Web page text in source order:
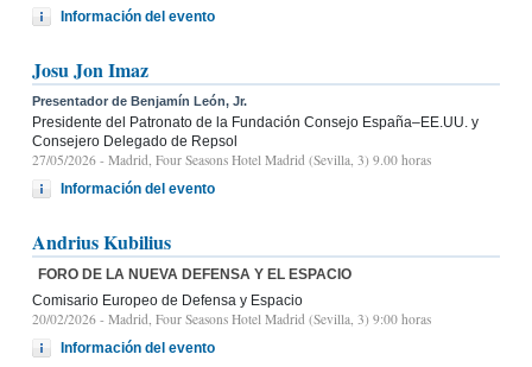
Información del evento
Josu Jon Imaz
Presentador de Benjamín León, Jr.
Presidente del Patronato de la Fundación Consejo España–EE.UU. y
Consejero Delegado de Repsol
27/05/2026 - Madrid, Four Seasons Hotel Madrid (Sevilla, 3) 9.00 horas
Información del evento
Andrius Kubilius
FORO DE LA NUEVA DEFENSA Y EL ESPACIO
Comisario Europeo de Defensa y Espacio
20/02/2026 - Madrid, Four Seasons Hotel Madrid (Sevilla, 3) 9:00 horas
Información del evento